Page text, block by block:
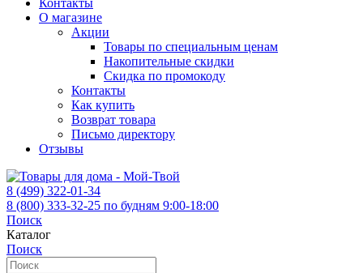
Контакты
О магазине
Акции
Товары по специальным ценам
Накопительные скидки
Скидка по промокоду
Контакты
Как купить
Возврат товара
Письмо директору
Отзывы
8 (499) 322-01-34
8 (800) 333-32-25 по будням 9:00-18:00
Поиск
Каталог
Поиск